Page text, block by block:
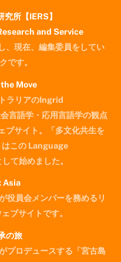
所【IERS】
and Service
、現在、編集委員をしてい
です。
Move
ラリアのIngrid
言語学・応用言語学の観点
ブサイト。「多文化共生を
はこの Language
て始めました。
Asia
役員会メンバーを務めるリ
ブサイトです。
の旅
プロデュースする「宮古島